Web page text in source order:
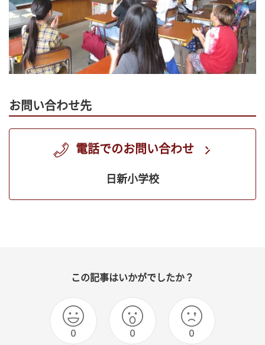
お問い合わせ先
電話でのお問い合わせ
日新小学校
この記事はいかがでしたか？
0 0 0